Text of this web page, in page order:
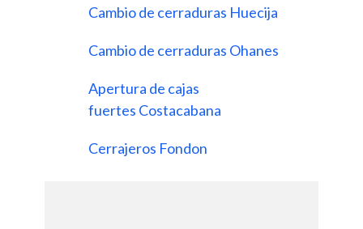
Cambio de cerraduras Huecija
Cambio de cerraduras Ohanes
Apertura de cajas
fuertes Costacabana
Cerrajeros Fondon